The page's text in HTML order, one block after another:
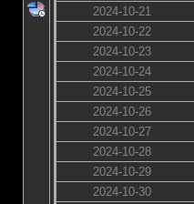
2024-10-21
2024-10-22
2024-10-23
2024-10-24
2024-10-25
2024-10-26
2024-10-27
2024-10-28
2024-10-29
2024-10-30